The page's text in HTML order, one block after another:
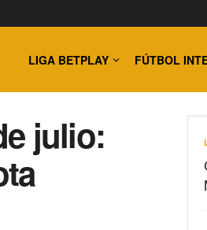
LIGA BETPLAY FÚTBOL
julio: